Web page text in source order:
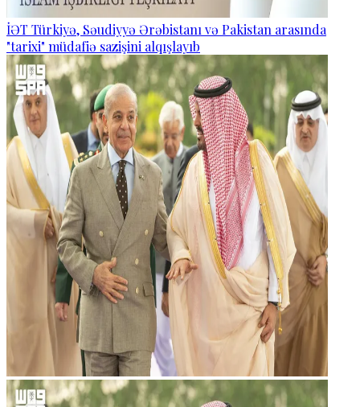
İƏT Türkiyə, Səudiyyə Ərəbistanı və Pakistan arasında
"tarixi" müdafiə sazişini alqışlayıb